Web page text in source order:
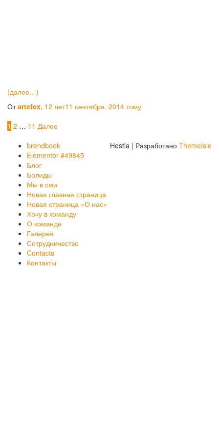
(далее…)
Отartefex, 12 лет11 сентября, 2014 тому
Навигация
по
записям
1 2 … 11 Далее
brendbook
Elementor #49845
Блог
Болиды
Мы в сми
Новая главная страница
Новая страница «О нас»
Хочу в команду
О команде
Галерея
Сотрудничество
Contacts
Контакты
Hestia | Разработано ThemeIsle